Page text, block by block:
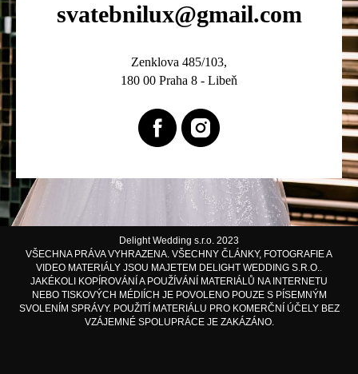
svatebnilux@gmail.com
Zenklova 485/103,
180 00 Praha 8 - Libeň
Delight Wedding s.r.o. 2023
VŠECHNA PRÁVA VYHRAZENA. VŠECHNY ČLÁNKY, FOTOGRAFIE A
VIDEO MATERIÁLY JSOU MAJETEM DELIGHT WEDDING S.R.O..
JAKÉKOLI KOPÍROVÁNÍ A POUŽÍVÁNÍ MATERIÁLŮ NA INTERNETU
NEBO TISKOVÝCH MÉDIÍCH JE POVOLENO POUZE S PÍSEMNÝM
SVOLENÍM SPRÁVY. POUŽITÍ MATERIÁLU PRO KOMERČNÍ ÚČELY BEZ
VZÁJEMNÉ SPOLUPRÁCE JE ZAKÁZÁNO.